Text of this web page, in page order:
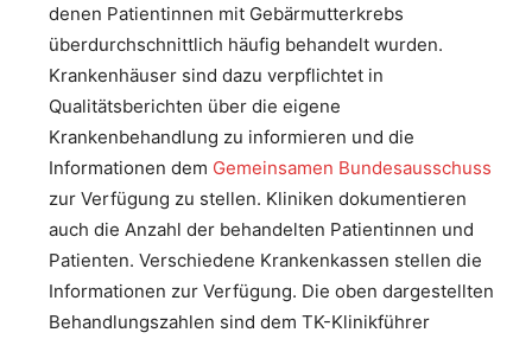
denen Patientinnen mit Gebärmutterkrebs
überdurchschnittlich häufig behandelt wurden.
Krankenhäuser sind dazu verpflichtet in
Qualitätsberichten über die eigene
Krankenbehandlung zu informieren und die
Informationen dem Gemeinsamen Bundesausschuss
zur Verfügung zu stellen. Kliniken dokumentieren
auch die Anzahl der behandelten Patientinnen und
Patienten. Verschiedene Krankenkassen stellen die
Informationen zur Verfügung. Die oben dargestellten
Behandlungszahlen sind dem TK-Klinikführer